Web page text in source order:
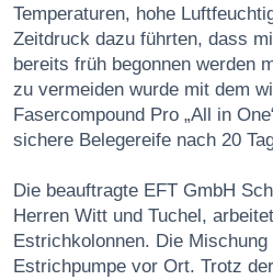
Temperaturen, hohe
Zeitdruck dazu führten, dass
bereits früh begonnen werden
zu vermeiden wurde mit dem
Fasercompound Pro „All in
sichere Belegereife nach 20
Die beauftragte EFT GmbH
Herren Witt und Tuchel,
Estrichkolonnen. Die
Estrichpumpe vor Ort. Trotz